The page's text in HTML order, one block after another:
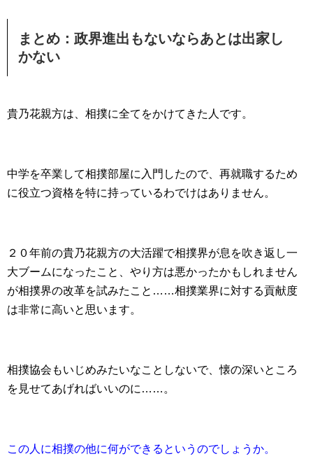
まとめ：政界進出もないならあとは出家し
かない
貴乃花親方は、相撲に全てをかけてきた人です。
中学を卒業して相撲部屋に入門したので、再就職するため
に役立つ資格を特に持っているわでけはありません。
２０年前の貴乃花親方の大活躍で相撲界が息を吹き返し一
大ブームになったこと、やり方は悪かったかもしれません
が相撲界の改革を試みたこと……相撲業界に対する貢献度
は非常に高いと思います。
相撲協会もいじめみたいなことしないで、懐の深いところ
を見せてあげればいいのに……。
この人に相撲の他に何ができるというのでしょうか。